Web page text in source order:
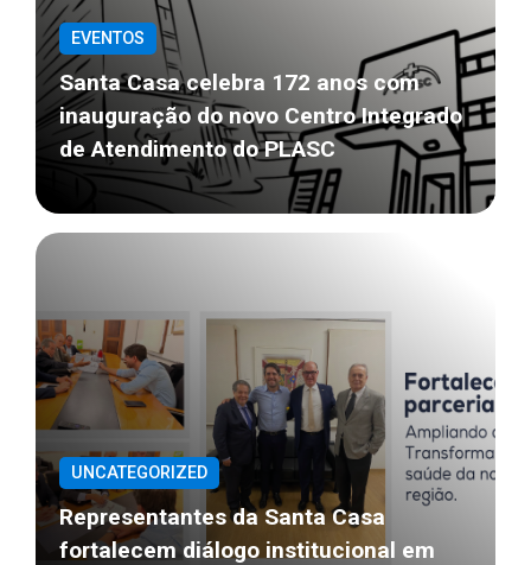
EVENTOS
Santa Casa celebra 172 anos com
inauguração do novo Centro Integrado
de Atendimento do PLASC
UNCATEGORIZED
Representantes da Santa Casa
fortalecem diálogo institucional em